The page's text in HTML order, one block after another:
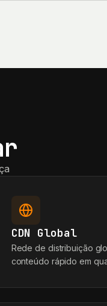
CDN Global
Rede de distribuição
conteúdo rápido em